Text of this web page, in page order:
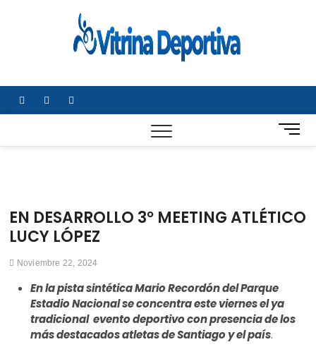
facebooktwitterinstagram
B
o
e
EN DESARROLLO 3° MEETING ATLÉTICO
LUCY LÓPEZ
Noviembre 22, 2024
En la pista sintética Mario Recordón del Parque
Estadio Nacional se concentra este viernes el ya
tradicional evento deportivo con presencia de los
más destacados atletas de Santiago y el país.